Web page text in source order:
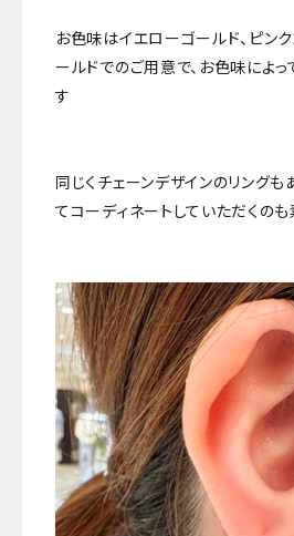
お色味はイエローゴールド、ピン
ールドでのご用意で、お色味によ
す
同じくチェーンデザインのリングも
てコーディネートしていただくの